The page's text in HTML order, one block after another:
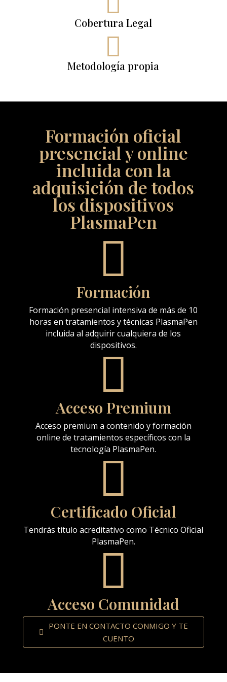
Cobertura Legal

Metodología propia
Formación oficial
presencial y online
incluida con la
adquisición de todos
los dispositivos
PlasmaPen

Formación
Formación presencial intensiva de más de 10
horas en tratamientos y técnicas PlasmaPen
incluida al adquirir cualquiera de los
dispositivos.

Acceso Premium
Acceso premium a contenido y formación
online de tratamientos específicos con la
tecnología PlasmaPen.

Certificado Oficial
Tendrás título acreditativo como Técnico Oficial
PlasmaPen.

Acceso Comunidad
PONTE EN CONTACTO CONMIGO Y TE
CUENTO